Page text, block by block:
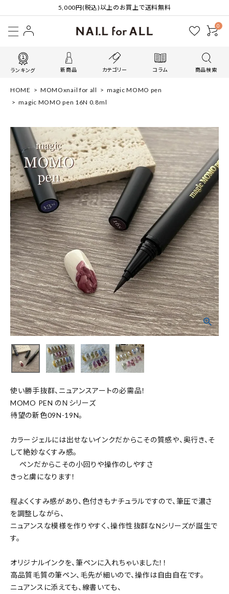
5,000円(税込)以上のお買上で送料無料
0
ランキング 新商品 カテゴリー コラム 商品検索
HOME MOMOxnail for all
magic MOMO pen
magic MOMO pen 16N 0.8ml
使い勝手抜群、ニュアンスアートの必需品！
MOMO PEN のＮシリーズ
待望の新色09N-19N。
カラージェルには出せないインクだからこその質感や、奥行き、そ
して絶妙なくすみ感。
ペンだからこその小回りや操作のしやすさ
きっと虜になります！
程よくくすみ感があり、色付きもナチュラルですので、筆圧で濃さ
を調整しながら、
ニュアンスな模様を作りやすく、操作性抜群なNシリーズが誕生で
す。
オリジナルインクを、筆ペンに入れちゃいました！！
高品質毛質の筆ペン、毛先が細いので、操作は自由自在です。
ニュアンスに添えても、線書いても、